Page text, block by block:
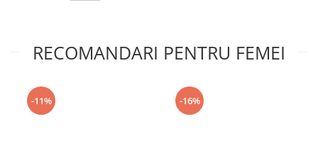
RECOMANDARI PENTRU FEMEI
-11% -16%